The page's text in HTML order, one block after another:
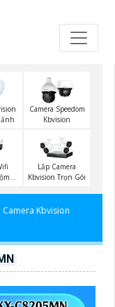
Camera Speedom
Kbvision
Lắp Camera
Kbvision Trọn Gói
Camera Kbvision